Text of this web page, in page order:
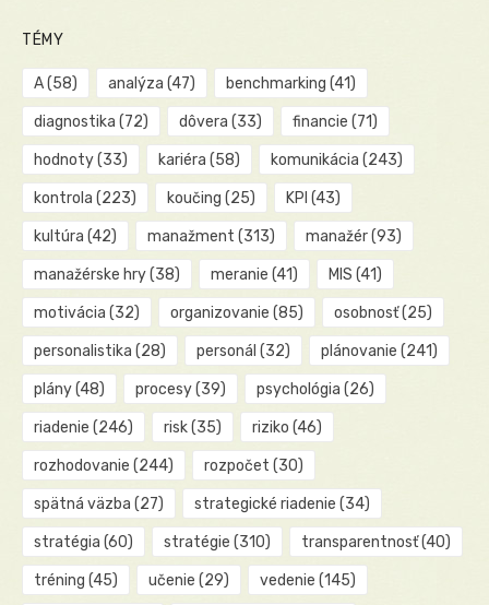
TÉMY
A(58) analýza (47) benchmarking (41)
diagnostika (72) dôvera (33) financie (71)
hodnoty(33) kariéra (58) komunikácia (243)
kontrola (223) koučing (25) KPI (43)
kultúra (42) manažment (313) manažér(93)
manažérske hry(38) meranie (41) MIS (41)
motivácia (32) organizovanie (85) osobnosť(25)
personalistika (28) personál (32) plánovanie (241)
plány(48) procesy(39) psychológia (26)
riadenie (246) risk(35) riziko (46)
rozhodovanie (244) rozpočet (30)
spätná väzba (27) strategické riadenie (34)
stratégia (60) stratégie (310) transparentnosť(40)
tréning (45) učenie (29) vedenie (145)